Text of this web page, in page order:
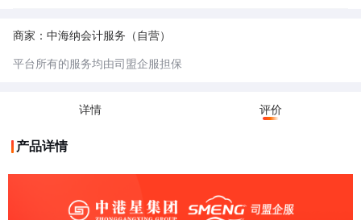
商家：中海纳会计服务（自营）
平台所有的服务均由司盟企服担保
详情 评价
产品详情